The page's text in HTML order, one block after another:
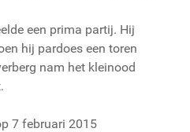
een prima partij. Hij
hij pardoes een toren
nam het kleinood
7 februari 2015